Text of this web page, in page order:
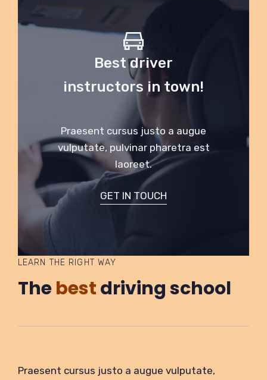
Best driver
instructors in town!
Praesent cursus justo a augue
vulputate, pulvinar pharetra est
laoreet.
GET IN TOUCH
LEARN THE RIGHT WAY
Thebestdriving school
Praesent cursus justo a augue vulputate,